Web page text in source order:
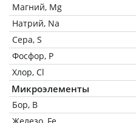
Магний, Mg
Натрий, Na
Сера, S
Фосфор, P
Хлор, Cl
Микроэлементы
Бор, B